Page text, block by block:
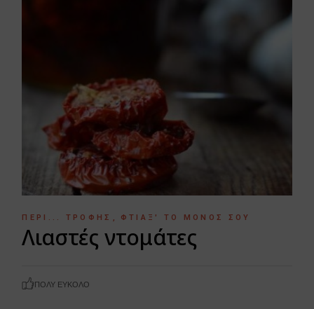
ΠΕΡΊ... ΤΡΟΦΉΣ ΦΤΙΆΞ' ΤΟ ΜΌΝΟΣ ΣΟΥ
Λιαστές ντομάτες
ΠΟΛΎ ΕΎΚΟΛΟ